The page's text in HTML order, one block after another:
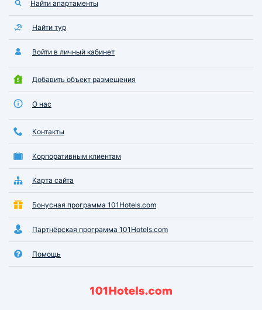
Найти апартаменты
Найти тур
Войти в личный кабинет
Добавить объект размещения
О нас
Контакты
Корпоративным клиентам
Карта сайта
Бонусная программа 101Hotels.com
Партнёрская программа 101Hotels.com
Помощь